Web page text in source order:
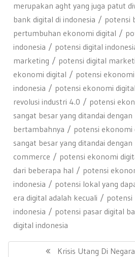
merupakan aght yang juga patut
bank digital di indonesia
potensi
pertumbuhan ekonomi digital
indonesia
potensi digital
marketing
potensi digital
ekonomi digital
potensi
indonesia
potensi ekonomi
revolusi industri 4.0
potensi
sangat besar yang ditandai dengan
bertambahnya
potensi ekonomi
sangat besar yang ditandai
commerce
potensi ekonomi
dari beberapa hal
potensi
indonesia
potensi lokal yang
era digital adalah kecuali
potensi
indonesia
potensi pasar digital
digital indonesia
Post
navigation
Previous
Krisis Utang Di